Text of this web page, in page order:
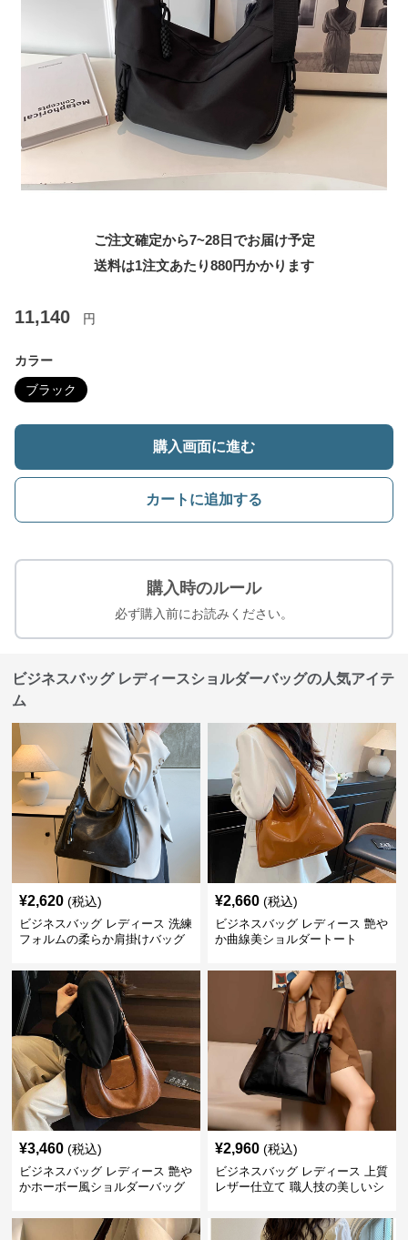
ご注文確定から7~28日でお届け予定
送料は1注文あたり880円かかります
11,140 円
カラー
ブラック
購入画面に進む
カートに追加する
購入時のルール
必ず購入前にお読みください。
ビジネスバッグ レディースショルダーバッグの人気アイテ
ム
¥2,620 (税込)
ビジネスバッグ レディース 洗練
フォルムの柔らか肩掛けバッグ
¥2,660 (税込)
ビジネスバッグ レディース 艶や
か曲線美ショルダートート
¥3,460 (税込)
ビジネスバッグ レディース 艶や
かホーボー風ショルダーバッグ
¥2,960 (税込)
ビジネスバッグ レディース 上質
レザー仕立て 職人技の美しいシ